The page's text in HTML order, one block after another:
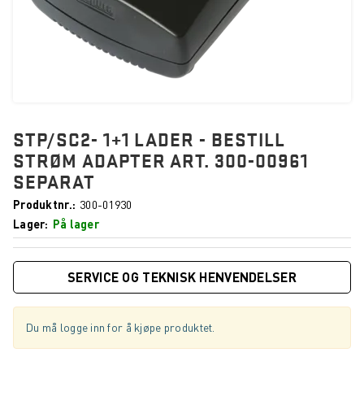
STP/SC2- 1+1 LADER - BESTILL
STRØM ADAPTER ART. 300-00961
SEPARAT
Produktnr.
300-01930
Lager
På lager
SERVICE OG TEKNISK HENVENDELSER
Du må logge inn for å kjøpe produktet.